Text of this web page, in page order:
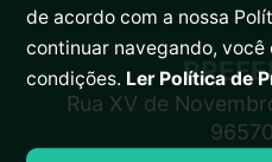
Rua XV de
de acordo com a nossa
continuar navegando,
condições. Ler Política de